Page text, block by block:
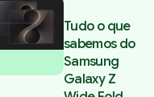
Tudo o que
sabemos do
Samsung
Galaxy Z